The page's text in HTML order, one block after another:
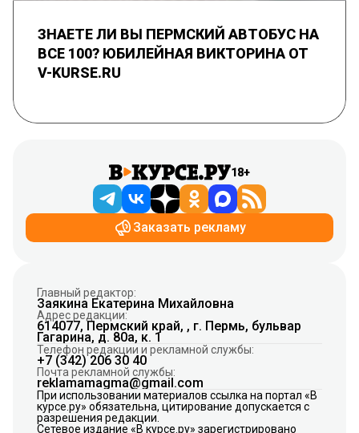
ЗНАЕТЕ ЛИ ВЫ ПЕРМСКИЙ АВТОБУС НА
ВСЕ 100? ЮБИЛЕЙНАЯ ВИКТОРИНА ОТ
V-KURSE.RU
18+
Заказать рекламу
Главный редактор:
Заякина Екатерина Михайловна
Адрес редакции:
614077, Пермский край, , г. Пермь, бульвар
Гагарина, д. 80а, к. 1
Телефон редакции и рекламной службы:
+7 (342) 206 30 40
Почта рекламной службы:
reklamamagma@gmail.com
При использовании материалов ссылка на портал «В
курсе.ру» обязательна, цитирование допускается с
разрешения редакции.
Сетевое издание «В курсе.ру» зарегистрировано